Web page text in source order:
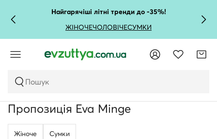
Найгарячіші літні тренди до -35%!
ЖІНОЧЕЧОЛОВІЧЕСУМКИ
Пошук
Пропозиція Eva Minge
Жіноче Сумки